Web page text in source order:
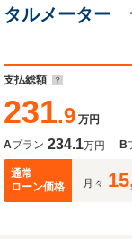
タルメーター
支払総額
231.9 万円
Aプラン 234.1万円 B
通常
ローン価格
月々